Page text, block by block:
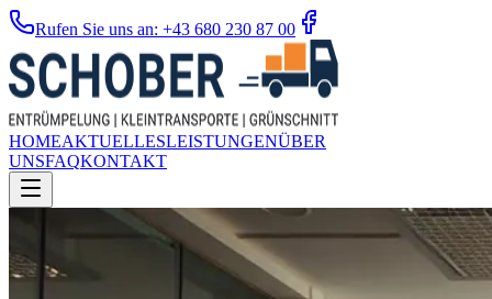
Rufen Sie uns an: +43 680 230 87 00
HOMEAKTUELLESLEISTUNGENÜBER
UNSFAQKONTAKT